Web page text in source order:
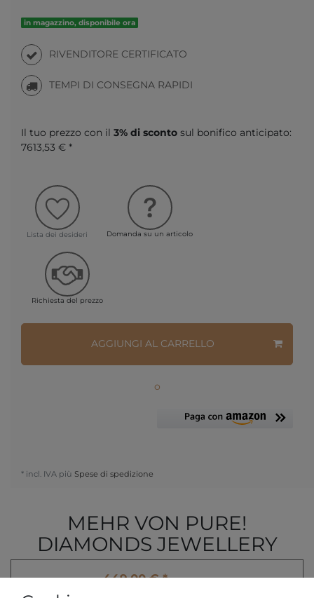
in magazzino, disponibile ora
RIVENDITORE CERTIFICATO
TEMPI DI CONSEGNA RAPIDI
Il tuo prezzo con il 3% di sconto sul bonifico anticipato:
7613,53 € *
Lista dei desideri Domanda su un articolo
Richiesta del prezzo
AGGIUNGI AL CARRELLO
o
* incl. IVA più Spese di spedizione
MEHR VON PURE!
DIAMONDS JEWELLERY
449,00 € *